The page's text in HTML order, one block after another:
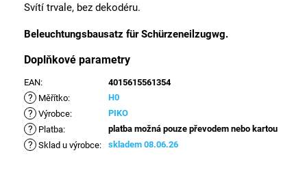
Svítí trvale, bez dekodéru.
Beleuchtungsbausatz für Schürzeneilzugwg.
Doplňkové parametry
EAN: 4015615561354
? Měřítko: H0
? Výrobce: PIKO
? Platba: platba možná pouze převodem nebo kartou
? Sklad u výrobce: skladem 08.06.26